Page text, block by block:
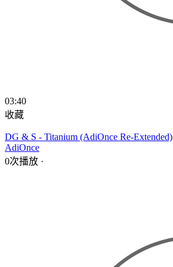
03:40
收藏
DG & S - Titanium (AdiOnce Re-Extended)
AdiOnce
0次播放 ·